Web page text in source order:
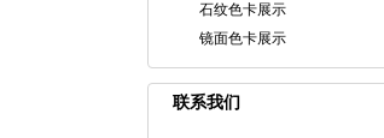
石纹色卡展示
镜面色卡展示
联系我们